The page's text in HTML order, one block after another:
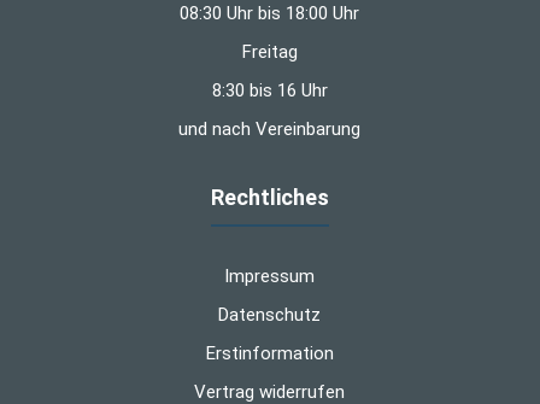
08:30 Uhr bis 18:00 Uhr
Freitag
8:30 bis 16 Uhr
und nach Vereinbarung
Rechtliches
Impressum
Datenschutz
Erstinformation
Vertrag widerrufen